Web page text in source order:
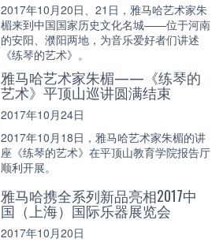
2017年10月20日、21日，雅马哈艺术家朱
楣来到中国国家历史文化名城——位于河南
的安阳、濮阳两地，为音乐爱好者们讲述
《练琴的艺术》。
雅马哈艺术家朱楣——《练琴的
艺术》平顶山巡讲圆满结束
2017年10月24日
2017年10月18日，雅马哈艺术家朱楣的讲
座《练琴的艺术》在平顶山教育学院报告厅
顺利开展。
雅马哈携全系列新品亮相2017中
国（上海）国际乐器展览会
2017年10月20日